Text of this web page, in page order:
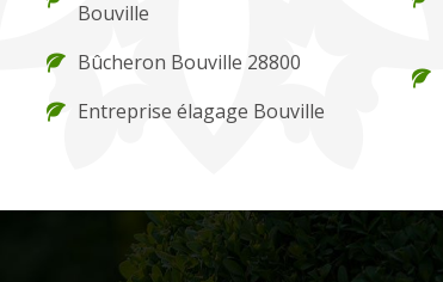
Bouville
Bûcheron Bouville 28800
Entreprise élagage Bouville